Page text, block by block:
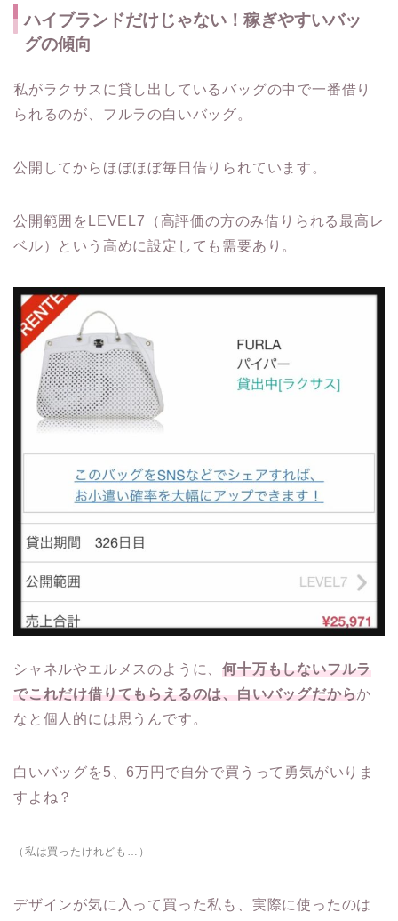
ハイブランドだけじゃない！稼ぎやすいバッ
グの傾向
私がラクサスに貸し出しているバッグの中で一番借り
られるのが、フルラの白いバッグ。
公開してからほぼほぼ毎日借りられています。
公開範囲をLEVEL7（高評価の方のみ借りられる最高レ
ベル）という高めに設定しても需要あり。
シャネルやエルメスのように、何十万もしないフルラ
でこれだけ借りてもらえるのは、白いバッグだからか
なと個人的には思うんです。
白いバッグを5、6万円で自分で買うって勇気がいりま
すよね？
（私は買ったけれども…）
デザインが気に入って買った私も、実際に使ったのは